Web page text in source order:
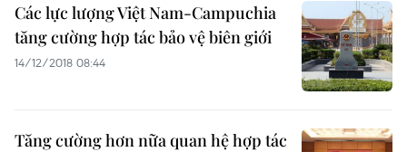
Các lực lượng Việt Nam-Campuchia
tăng cường hợp tác bảo vệ biên giới
14/12/2018 08:44
Tăng cường hơn nữa quan hệ hợp tác